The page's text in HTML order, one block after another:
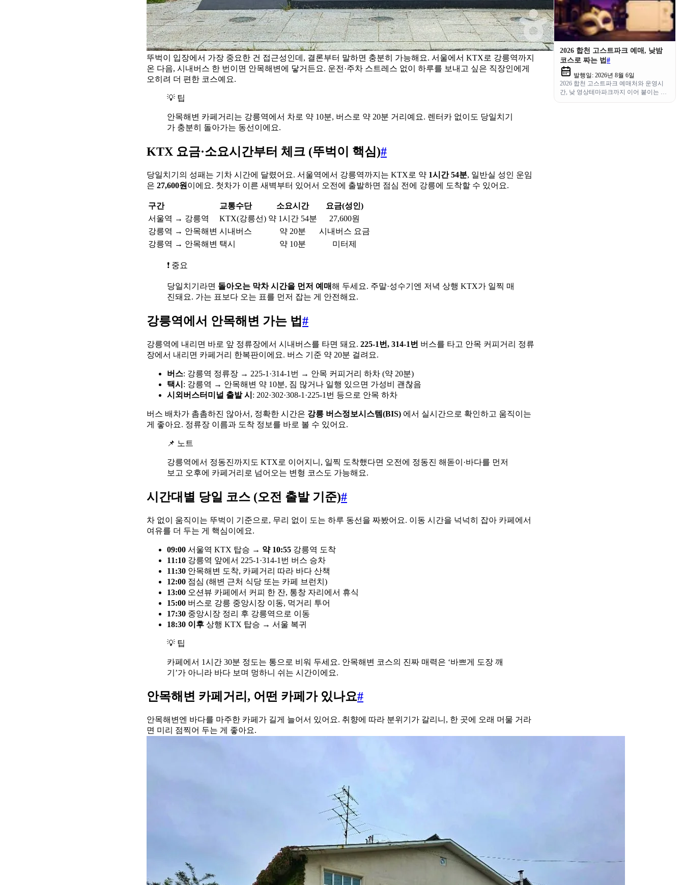
뚜벅이 입장에서 가장 중요한 건 접근성인데, 결론부터 말하면 충분히 가능해요. 서울에서 KTX로 강릉역까지
온 다음, 시내버스 한 번이면 안목해변에 닿거든요. 운전·주차 스트레스 없이 하루를 보내고 싶은 직장인에게
오히려 더 편한 코스예요.
💡 팁
안목해변 카페거리는 강릉역에서 차로 약 10분, 버스로 약 20분 거리예요. 렌터카 없이도 당일치기
가 충분히 돌아가는 동선이에요.
KTX 요금·소요시간부터 체크 (뚜벅이 핵심)#
당일치기의 성패는 기차 시간에 달렸어요. 서울역에서 강릉역까지는 KTX로 약 1시간 54분, 일반실 성인 운임
은 27,600원 이에요. 첫차가 이른 새벽부터 있어서 오전에 출발하면 점심 전에 강릉에 도착할 수 있어요.
구간 교통수단 소요시간
요금(성인)
서울역 → 강릉역
KTX(강릉선) 약 1시간 54분
27,600원
강릉역 → 안목해변 시내버스 약 20분
시내버스 요금
강릉역 → 안목해변 택시 약 10분 미터제
❗ 중요
당일치기라면 돌아오는 막차 시간을 먼저 예매해 두세요. 주말·성수기엔 저녁 상행 KTX가 일찍 매
진돼요. 가는 표보다 오는 표를 먼저 잡는 게 안전해요.
강릉역에서 안목해변 가는 법#
강릉역에 내리면 바로 앞 정류장에서 시내버스를 타면 돼요. 225-1번, 314-1번 버스를 타고 안목 커피거리 정류
장에서 내리면 카페거리 한복판이에요. 버스 기준 약 20분 걸려요.
버스: 강릉역 정류장 → 225-1·314-1번 → 안목 커피거리 하차 (약 20분)
택시 : 강릉역 → 안목해변 약 10분, 짐 많거나 일행 있으면 가성비 괜찮음
시외버스터미널 출발 시 : 202·302·308-1·225-1번 등으로 안목 하차
버스 배차가 촘촘하진 않아서, 정확한 시간은 강릉 버스정보시스템(BIS) 에서 실시간으로 확인하고 움직이는
게 좋아요. 정류장 이름과 도착 정보를 바로 볼 수 있어요.
📌 노트
강릉역에서 정동진까지도 KTX로 이어지니, 일찍 도착했다면 오전에 정동진 해돋이·바다를 먼저
보고 오후에 카페거리로 넘어오는 변형 코스도 가능해요.
시간대별 당일 코스 (오전 출발 기준)#
차 없이 움직이는 뚜벅이 기준으로, 무리 없이 도는 하루 동선을 짜봤어요. 이동 시간을 넉넉히 잡아 카페에서
여유를 더 두는 게 핵심이에요.
09:00 서울역 KTX 탑승 → 약 10:55 강릉역 도착
11:10 강릉역 앞에서 225-1·314-1번 버스 승차
11:30 안목해변 도착, 카페거리 따라 바다 산책
12:00 점심 (해변 근처 식당 또는 카페 브런치)
13:00 오션뷰 카페에서 커피 한 잔, 통창 자리에서 휴식
15:00 버스로 강릉 중앙시장 이동, 먹거리 투어
17:30 중앙시장 정리 후 강릉역으로 이동
18:30 이후 상행 KTX 탑승 → 서울 복귀
💡 팁
카페에서 1시간 30분 정도는 통으로 비워 두세요. 안목해변 코스의 진짜 매력은 ‘바쁘게 도장 깨
기’가 아니라 바다 보며 멍하니 쉬는 시간이에요.
안목해변 카페거리, 어떤 카페가 있나요#
안목해변엔 바다를 마주한 카페가 길게 늘어서 있어요. 취향에 따라 분위기가 갈리니, 한 곳에 오래 머물 거라
면 미리 점찍어 두는 게 좋아요.
2026 합천 고스트파크 예매, 낮밤
코스로 짜는 법#
발행일:2026년 8월 6일
2026 합천 고스트파크 예매처와 운영시
간, 낮 영상테마파크까지 이어 붙이는 당